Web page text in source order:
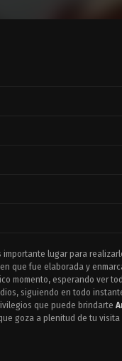
lugar para
que fue elaborada y
momento, esperando ver
siguiendo en todo
que puede brindarte
goza a plenitud de tu visita